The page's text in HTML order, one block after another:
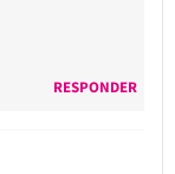
RESPONDER